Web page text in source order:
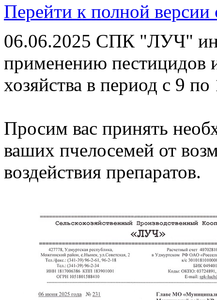
Перейти к полной версии
06.06.2025 СПК "ЛУЧ"
применению пестицидов
хозяйства в период с 9
Просим вас принять
ваших пчелосемей от
воздействия препаратов.